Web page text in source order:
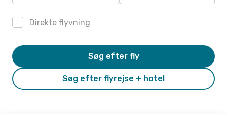
Direkte flyvning
Søg efter flyrejse + hotel
Søg efter fly